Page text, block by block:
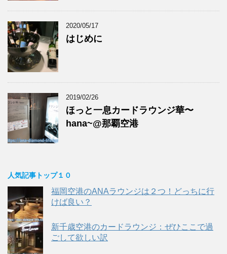
2020/05/17
はじめに
2019/02/26
ほっと一息カードラウンジ華〜
hana~@那覇空港
人気記事トップ１０
福岡空港のANAラウンジは２つ！どっちに行
けば良い？
新千歳空港のカードラウンジ：ぜひここで過
ごして欲しい訳